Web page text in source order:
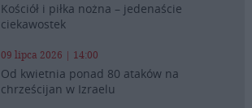
Kościół i piłka nożna – jedenaście
ciekawostek
09 lipca 2026 | 14:00
Od kwietnia ponad 80 ataków na
chrześcijan w Izraelu